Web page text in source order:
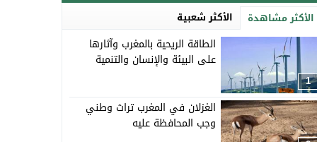
الأكثر مشاهدة الأكثر شعبية
1
الطاقة الريحية بالمغرب وآثارها
على البيئة والإنسان والتنمية
الغزلان في المغرب تراث وطني
وجب المحافظة عليه